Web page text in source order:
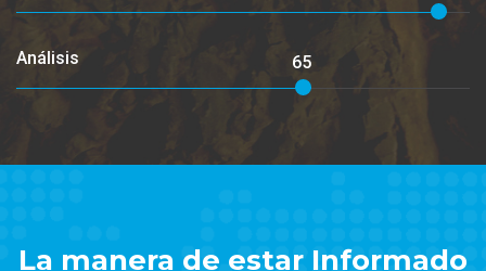
Análisis 65
La manera de estar Informado